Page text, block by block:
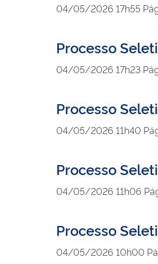
publicado
04/05/2026 17h55
Processo
publicado
04/05/2026 17h23
Processo
publicado
04/05/2026 11h40
Processo
publicado
04/05/2026 11h06
Processo
publicado
04/05/2026 10h00